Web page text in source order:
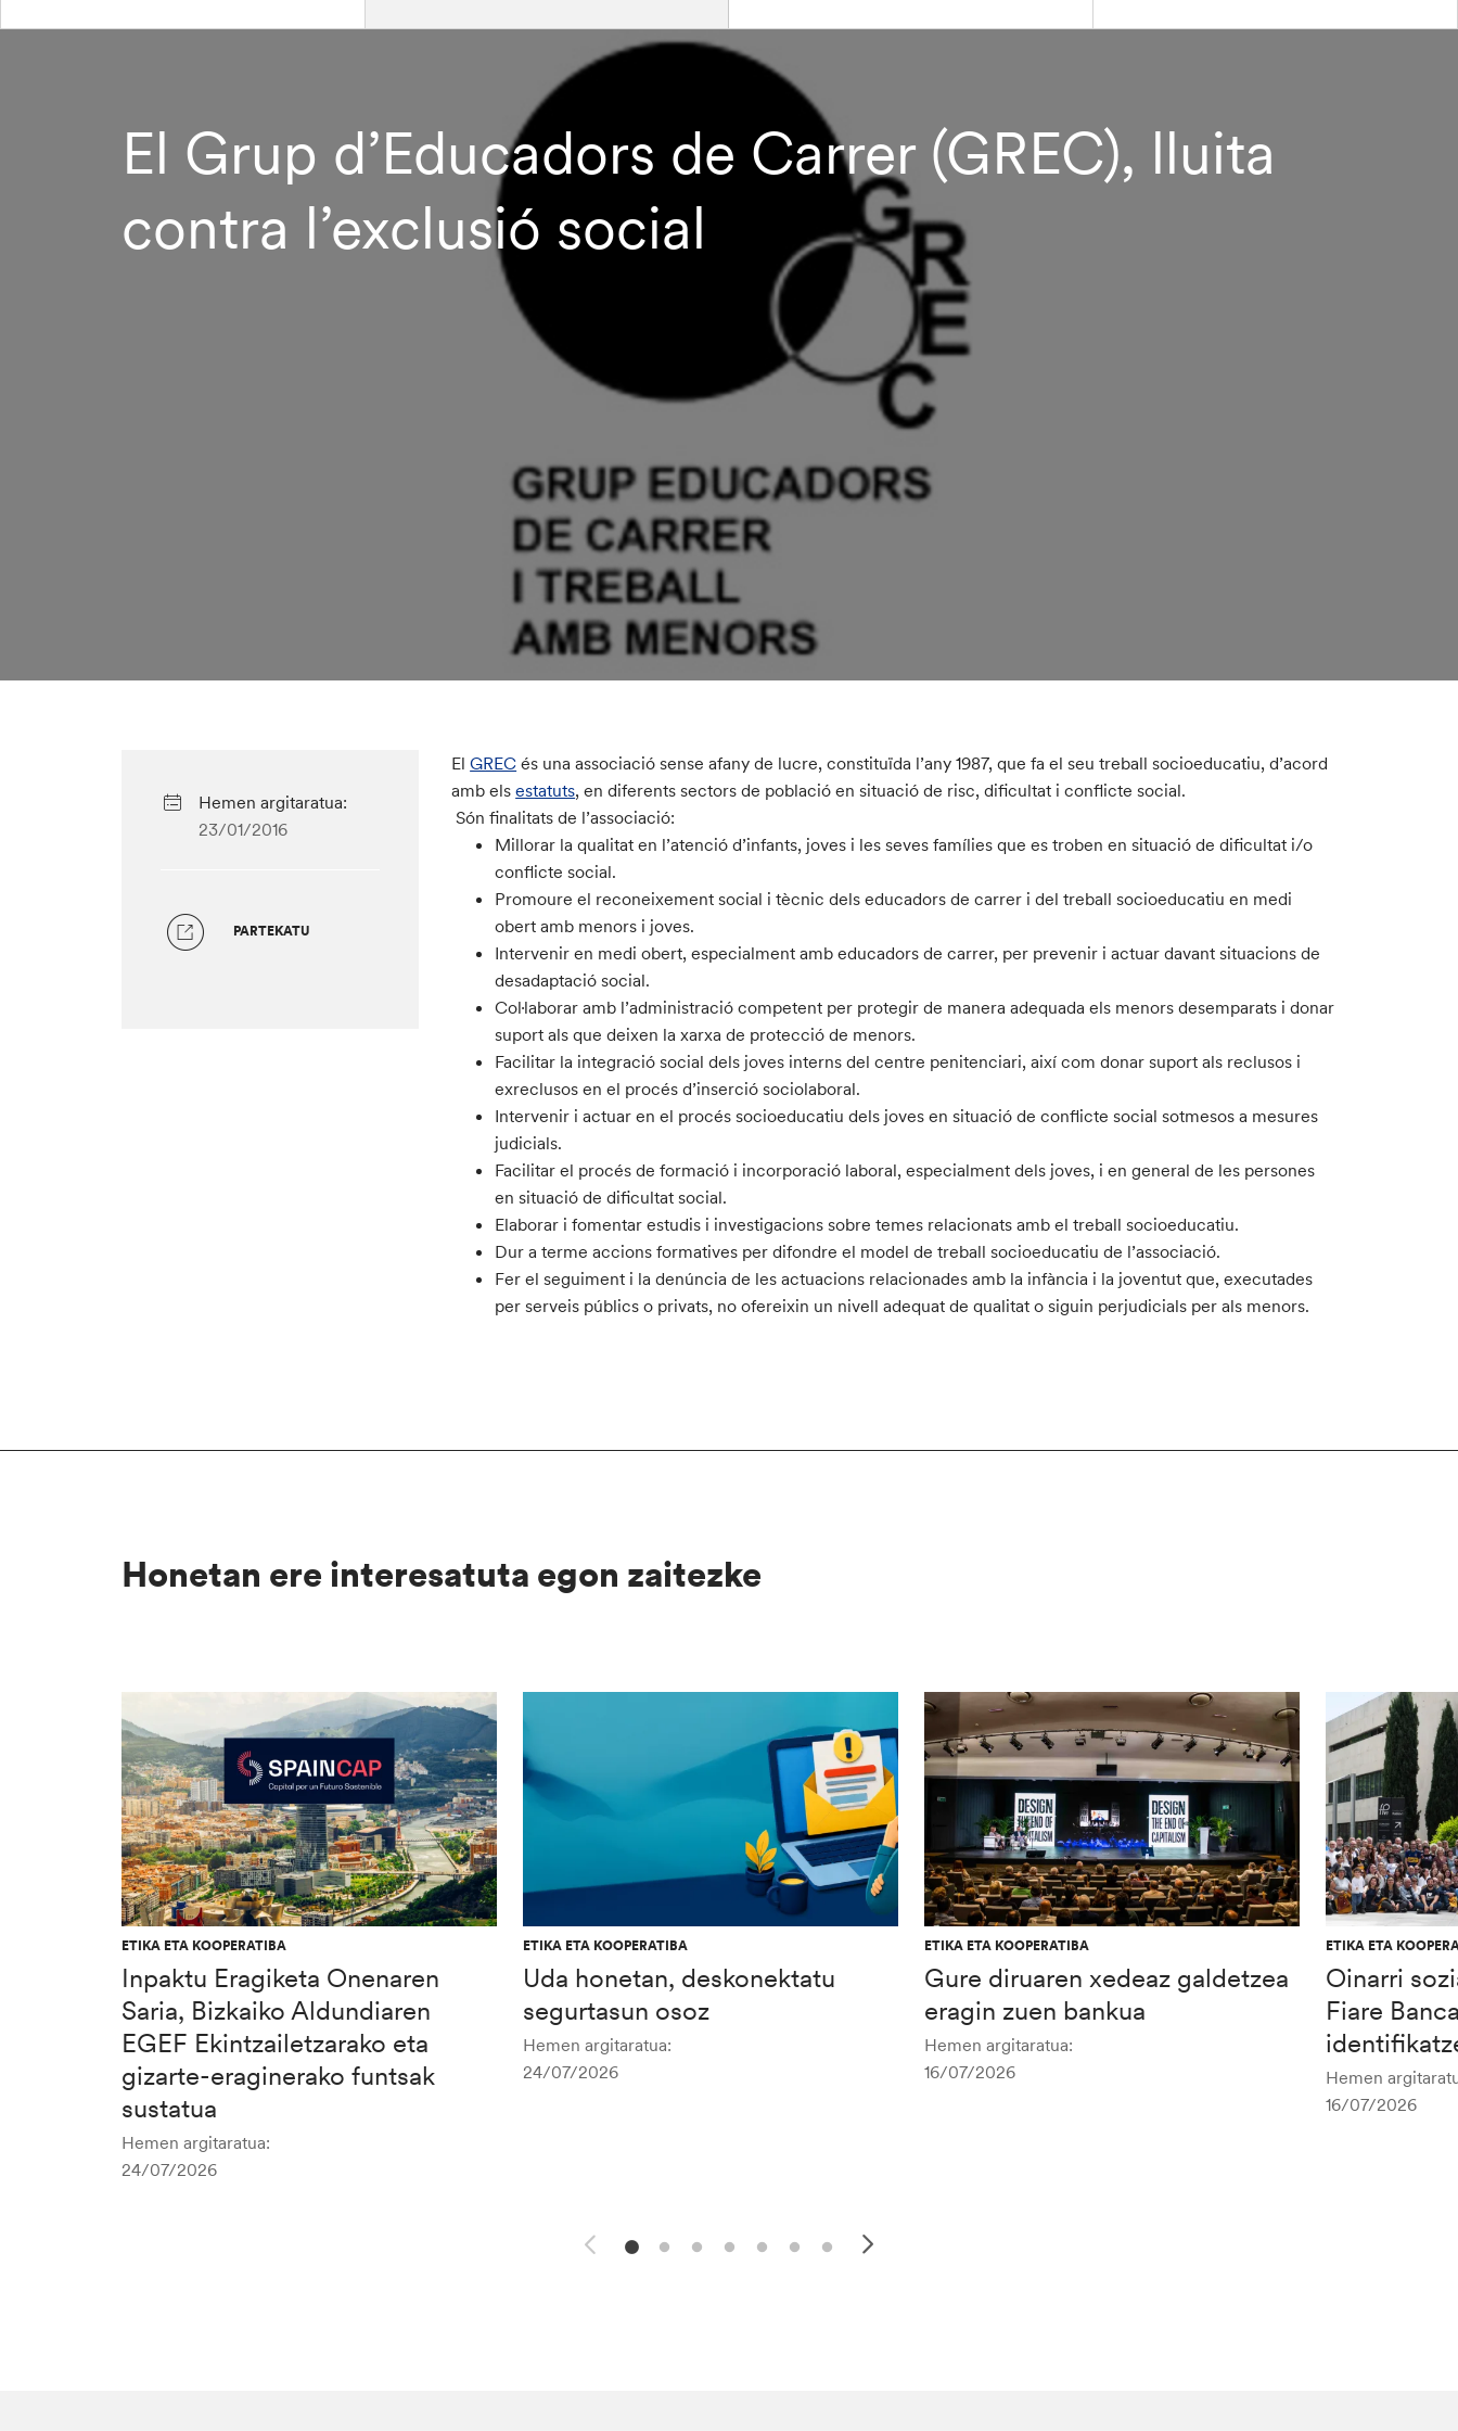
El Grup d’Educadors de Carrer (GREC), lluita
contra l’exclusió social
Hemen argitaratua:
23/01/2016
PARTEKATU
ElGREC és una associació sense afany de lucre, constituïda l’any 1987, que fa el seu treball socioeducatiu, d’acord
amb elsestatuts, en diferents sectors de població en situació de risc, dificultat i conflicte social.
Són finalitats de l’associació:
Millorar la qualitat en l’atenció d’infants, joves i les seves famílies que es troben en situació de dificultat i/o
conflicte social.
Promoure el reconeixement social i tècnic dels educadors de carrer i del treball socioeducatiu en medi
obert amb menors i joves.
Intervenir en medi obert, especialment amb educadors de carrer, per prevenir i actuar davant situacions de
desadaptació social.
Col·laborar amb l’administració competent per protegir de manera adequada els menors desemparats i donar
suport als que deixen la xarxa de protecció de menors.
Facilitar la integració social dels joves interns del centre penitenciari, així com donar suport als reclusos i
exreclusos en el procés d’inserció sociolaboral.
Intervenir i actuar en el procés socioeducatiu dels joves en situació de conflicte social sotmesos a mesures
judicials.
Facilitar el procés de formació i incorporació laboral, especialment dels joves, i en general de les persones
en situació de dificultat social.
Elaborar i fomentar estudis i investigacions sobre temes relacionats amb el treball socioeducatiu.
Dur a terme accions formatives per difondre el model de treball socioeducatiu de l’associació.
Fer el seguiment i la denúncia de les actuacions relacionades amb la infància i la joventut que, executades
per serveis públics o privats, no ofereixin un nivell adequat de qualitat o siguin perjudicials per als menors.
Honetan ere interesatuta egon zaitezke
ETIKA ETA KOOPERATIBA
Inpaktu Eragiketa Onenaren
Saria, Bizkaiko Aldundiaren
EGEF Ekintzailetzarako eta
gizarte-eraginerako funtsak
sustatua
Hemen argitaratua:
24/07/2026
ETIKA ETA KOOPERATIBA
Uda honetan, deskonektatu
segurtasun osoz
Hemen argitaratua:
24/07/2026
ETIKA ETA KOOPERATIBA
Gure diruaren xedeaz galdetzea
eragin zuen bankua
Hemen argitaratua:
16/07/2026
ETIKA ETA
Oinarri
Fiare
Hemen
16/07/2026